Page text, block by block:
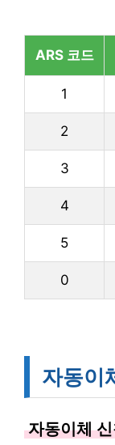
ARS 코드
1
2
3
4
5
0
자동이
자동이체